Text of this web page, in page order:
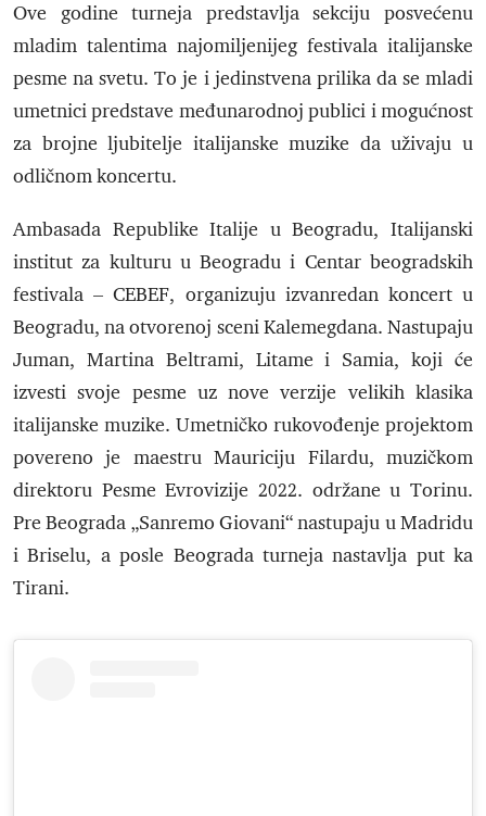
Ove godine turneja predstavlja sekciju posvećenu
mladim talentima najomiljenijeg festivala italijanske
pesme na svetu. To je i jedinstvena prilika da se mladi
umetnici predstave međunarodnoj publici i mogućnost
za brojne ljubitelje italijanske muzike da uživaju u
odličnom koncertu.
Ambasada Republike Italije u Beogradu, Italijanski
institut za kulturu u Beogradu i Centar beogradskih
festivala – CEBEF, organizuju izvanredan koncert u
Beogradu, na otvorenoj sceni Kalemegdana. Nastupaju
Juman, Martina Beltrami, Litame i Samia, koji će
izvesti svoje pesme uz nove verzije velikih klasika
italijanske muzike. Umetničko rukovođenje projektom
povereno je maestru Mauriciju Filardu, muzičkom
direktoru Pesme Evrovizije 2022. održane u Torinu.
Pre Beograda „Sanremo Giovani“ nastupaju u Madridu
i Briselu, a posle Beograda turneja nastavlja put ka
Tirani.